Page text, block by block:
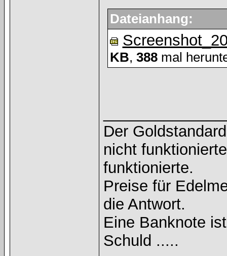
Dateianhang:
KB, 388mal
Der
nicht
funktionierte.
Preise für
die Antwort.
Eine Banknote
Schuld .....